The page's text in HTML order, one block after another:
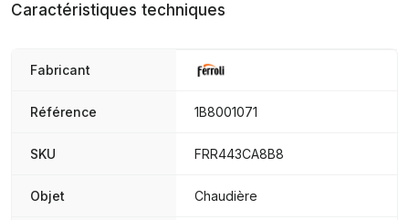
Caractéristiques techniques
Fabricant
Référence 1B8001071
SKU FRR443CA8B8
Objet Chaudière